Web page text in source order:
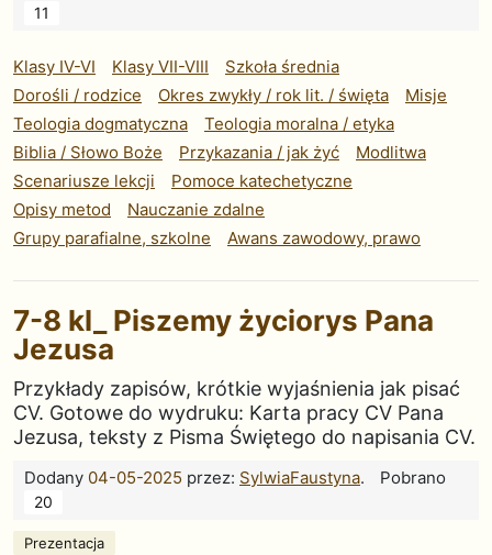
11
Klasy IV-VI Klasy VII-VIII
Szkoła średnia
Dorośli / rodzice
Okres zwykły / rok lit. / święta
Misje
Teologia dogmatyczna
Teologia moralna / etyka
Biblia / Słowo Boże
Przykazania / jak żyć
Modlitwa
Scenariusze lekcji
Pomoce katechetyczne
Opisy metod
Nauczanie zdalne
Grupy parafialne, szkolne
Awans zawodowy, prawo
7-8 kl_ Piszemy życiorys Pana
Jezusa
Przykłady zapisów, krótkie wyjaśnienia jak pisać
CV. Gotowe do wydruku: Karta pracy CV Pana
Jezusa, teksty z Pisma Świętego do napisania CV.
Dodany 04-05-2025 przez: SylwiaFaustyna. Pobrano
20
Prezentacja